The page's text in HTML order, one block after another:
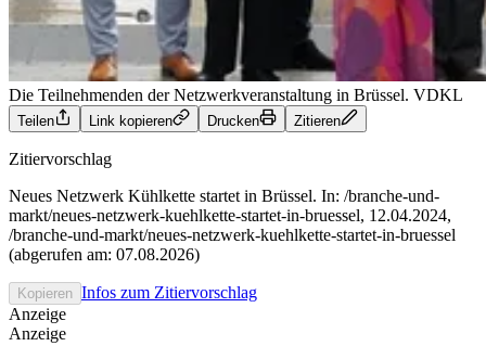
Die Teilnehmenden der Netzwerkveranstaltung in Brüssel. VDKL
Teilen Link kopieren Drucken Zitieren
Zitiervorschlag
Neues Netzwerk Kühlkette startet in Brüssel. In: /branche-und-
markt/neues-netzwerk-kuehlkette-startet-in-bruessel, 12.04.2024,
/branche-und-markt/neues-netzwerk-kuehlkette-startet-in-bruessel
(abgerufen am: 07.08.2026)
Kopieren Infos zum Zitiervorschlag
Anzeige
Anzeige